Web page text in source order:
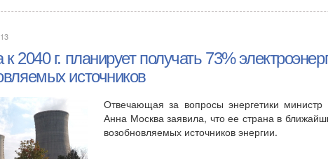
2040 г. планирует получать 73%
источников
Отвечающая за вопросы энергетики
Анна Москва заявила, что ее страна в
возобновляемых источников энергии.